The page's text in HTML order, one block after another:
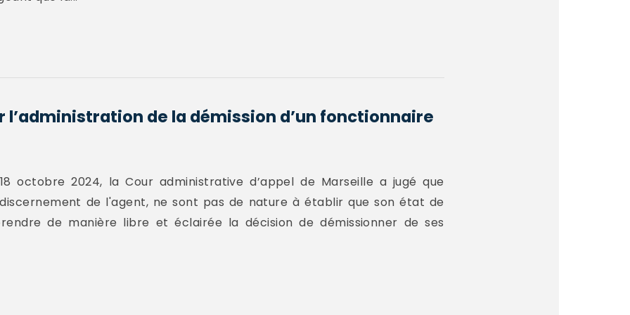
l’administration de la démission d’un fonctionnaire
octobre 2024, la Cour administrative d’appel de Marseille a jugé que
de l'agent, ne sont pas de nature à établir que son état de
de manière libre et éclairée la décision de démissionner de ses